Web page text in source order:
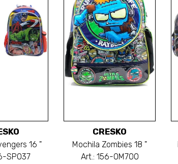
16 "
SP037
CRESKO
Mochila Zombies 18 "
Art.: 156-OM700